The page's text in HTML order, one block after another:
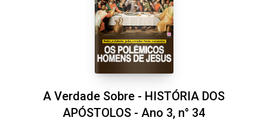
A Verdade Sobre - HISTÓRIA DOS
APÓSTOLOS - Ano 3, n° 34